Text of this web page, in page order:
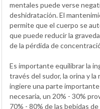
mentales puede verse
deshidratación. El
permite que el cuerpo se
que puede reducir la
de la pérdida de
Es importante equilibrar la
través del sudor, la orina y
ingiere una parte importante
necesaria, un 20% - 30%
70% - 80% de las bebidas